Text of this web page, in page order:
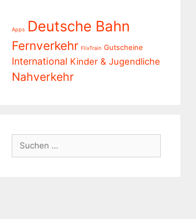
Apps Deutsche Bahn
Fernverkehr FlixTrain Gutscheine
International Kinder & Jugendliche
Nahverkehr
nach: